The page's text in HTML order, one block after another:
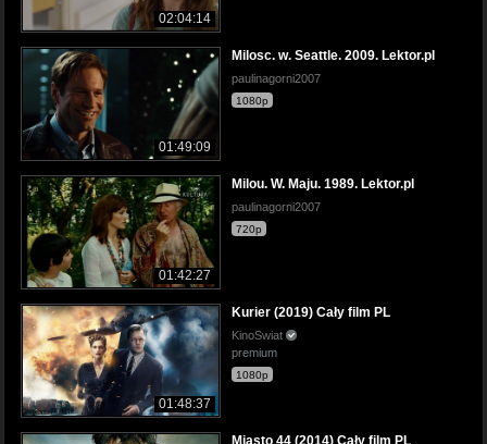
02:04:14
01:49:09
Milosc. w. Seattle. 2009. Lektor.pl
paulinagorni2007
1080p
01:42:27
Milou. W. Maju. 1989. Lektor.pl
paulinagorni2007
720p
01:48:37
Kurier (2019) Cały film PL
KinoSwiat
premium
1080p